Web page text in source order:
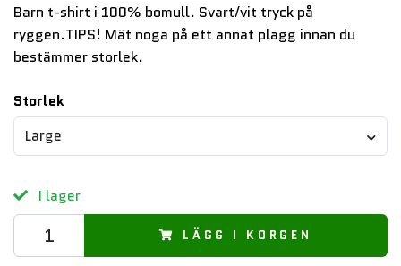
Barn t-shirt i 100% bomull. Svart/vit tryck på
ryggen.TIPS! Mät noga på ett annat plagg innan du
bestämmer storlek.
Storlek
Large
I lager
LÄGG I KORGEN